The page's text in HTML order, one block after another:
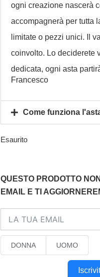
ogni creazione nascerà
accompagnerà per tutta
limitate o pezzi unici. Il
coinvolto. Lo deciderete
dedicata, ogni asta
Francesco
Come funziona
Esaurito
QUESTO PRODOTTO
EMAIL E TI
DONNA UOMO